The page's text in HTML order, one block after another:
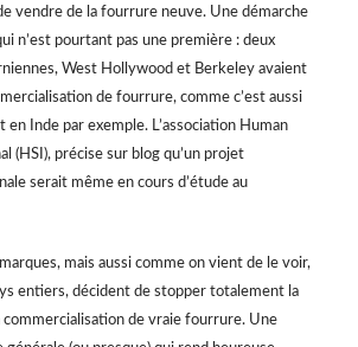
vendre de la fourrure neuve. Une démarche
n’est pourtant pas une première : deux
West Hollywood et Berkeley avaient
de fourrure, comme c’est aussi
en Inde par exemple. L’association Human
(HSI), précise sur blog qu’un projet
serait même en cours d’étude au
mais aussi comme on vient de le voir,
entiers, décident de stopper totalement la
de vraie fourrure. Une